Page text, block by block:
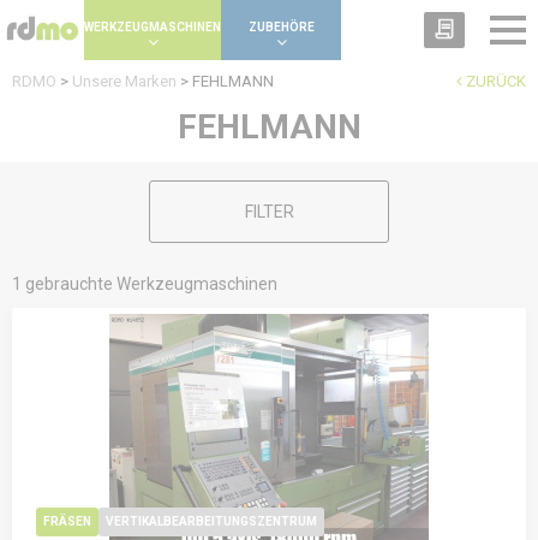
WERKZEUGMASCHINEN ZUBEHÖRE
ZURÜCK
RDMO > Unsere Marken > FEHLMANN
FEHLMANN
FILTER
1 gebrauchte Werkzeugmaschinen
FRÄSEN VERTIKALBEARBEITUNGSZENTRUM